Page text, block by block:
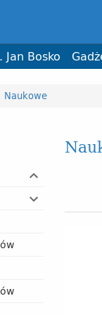
Święci i
Liturgia
Jan Bosko Kartki i
Dzień
Karol
ks.
Tadeusz
Naukowe